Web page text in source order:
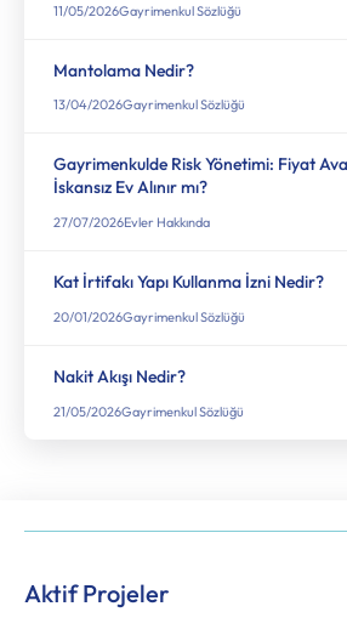
11/05/2026Gayrimenkul Sözlüğü
Mantolama Nedir?
13/04/2026Gayrimenkul Sözlüğü
Gayrimenkulde Risk Yönetimi: Fiyat
İskansız Ev Alınır mı?
27/07/2026Evler Hakkında
Kat İrtifakı Yapı Kullanma İzni Nedir?
20/01/2026Gayrimenkul Sözlüğü
Nakit Akışı Nedir?
21/05/2026Gayrimenkul Sözlüğü
Aktif Projeler